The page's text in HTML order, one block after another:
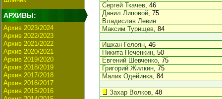
АРХИВЫ:
Архив 2023/2024
Архив 2022/2023
Архив 2021/2022
Архив 2020/2021
Архив 2019/2020
Архив 2018/2019
Архив 2017/2018
Архив 2016/2017
Архив 2015/2016
Сергей Ткачев, 46
Данил Липовой, 75
Владислав Левин
Максим Турищев, 84
Ишхан Гелоян, 46
Никита Печенкин, 50
Евгений Шевченко, 75
Григорий Жилкин, 75
Малик Одейинка, 84
Захар Волков, 48